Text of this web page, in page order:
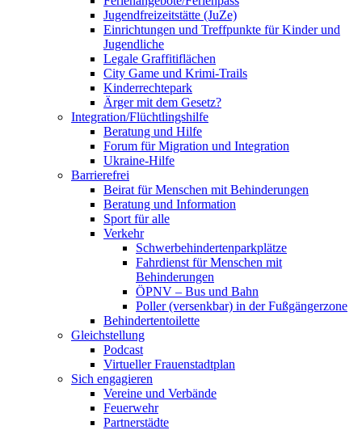
Jugendfreizeitstätte (JuZe)
Einrichtungen und Treffpunkte für Kinder und
Jugendliche
Legale Graffitiflächen
City Game und Krimi-Trails
Kinderrechtepark
Ärger mit dem Gesetz?
Integration/Flüchtlingshilfe
Beratung und Hilfe
Forum für Migration und Integration
Ukraine-Hilfe
Barrierefrei
Beirat für Menschen mit Behinderungen
Beratung und Information
Sport für alle
Verkehr
Schwerbehindertenparkplätze
Fahrdienst für Menschen mit
Behinderungen
ÖPNV – Bus und Bahn
Poller (versenkbar) in der Fußgängerzone
Behindertentoilette
Gleichstellung
Podcast
Virtueller Frauenstadtplan
Sich engagieren
Vereine und Verbände
Feuerwehr
Partnerstädte